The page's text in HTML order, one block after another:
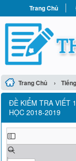
Trang Chủ
Trang Chủ ›
ĐỀ KIỂM TRA VIẾT
HỌC 2018-2019